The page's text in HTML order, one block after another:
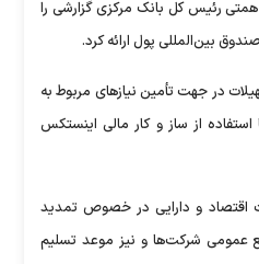
رئیس کل بانک مرکزی گزارشی را
بین‌المللی پول ارائه کرد.
در جهت تأمین نیازهای مربوط به
استفاده از ساز و کار مالی اینستکس
اقتصاد و دارایی در خصوص تمدید
عمومی شرکت‌ها و نیز موعد تسلیم